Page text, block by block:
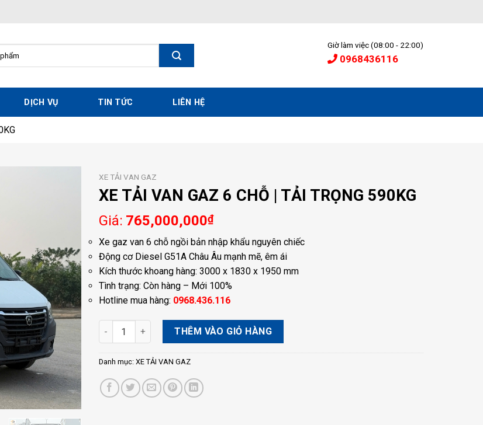
Giờ làm việc (08:00 - 22:00)
0968436116
DỊCH VỤ TIN TỨC LIÊN HỆ
XE TẢI VAN GAZ
XE TẢI VAN GAZ 6 CHỖ | TẢI TRỌNG 590KG
765,000,000₫
Xe gaz van 6 chỗ ngồi bản nhập khẩu nguyên chiếc
Động cơ Diesel G51A Châu Âu mạnh mẽ, êm ái
Kích thước khoang hàng: 3000 x 1830 x 1950 mm
Tình trạng: Còn hàng – Mới 100%
Hotline mua hàng: 0968.436.116
XE TẢI VAN GAZ 6 CHỖ | TẢI TRỌNG 590KG số lượng
THÊM VÀO GIỎ HÀNG
Danh mục: XE TẢI VAN GAZ